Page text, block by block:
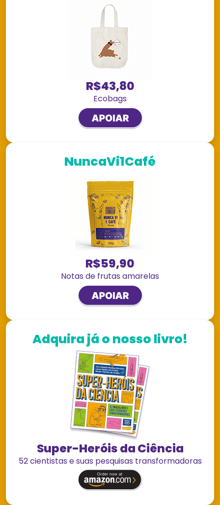
R$43,80
Ecobags
NuncaVi1Café
R$59,90
Notas de frutas amarelas
Adquira já o nosso livro!
Super-Heróis da Ciência
52 cientistas e suas pesquisas transformadoras